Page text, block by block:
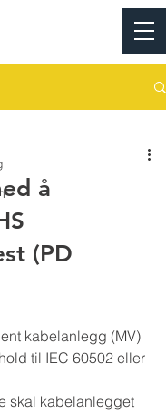
å
(PD
kabelanlegg (MV)
til IEC 60502 eller
skal kabelanlegget